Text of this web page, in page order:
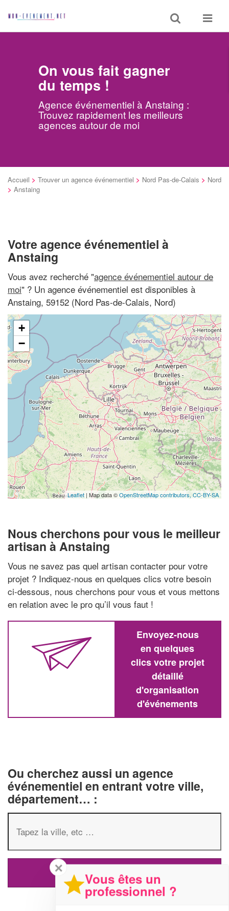
Toggle
search
Toggle
On vous fait gagner
du temps !
Agence événementiel à Anstaing :
Trouvez rapidement les meilleurs
agences autour de moi
Accueil > Trouver un agence événementiel > Nord Pas-de-Calais > Nord
> Anstaing
Votre agence événementiel à
Anstaing
Vous avez recherché "agence événementiel autour de
moi" ? Un agence événementiel est disponibles à
Anstaing, 59152 (Nord Pas-de-Calais, Nord)
+
−
Leaflet | Map data ©OpenStreetMap contributors, CC-BY-SA
Nous cherchons pour vous le meilleur
artisan à Anstaing
Vous ne savez pas quel artisan contacter pour votre
projet ? Indiquez-nous en quelques clics votre besoin
ci-dessous, nous cherchons pour vous et vous mettons
en relation avec le pro qu’il vous faut !
Envoyez-nous
en quelques
clics votre projet
détaillé
d'organisation
d'événements
Ou cherchez aussi un agence
événementiel en entrant votre ville,
département… :
✕
Vous êtes un
professionnel ?